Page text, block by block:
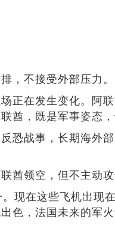
，不接受外部压力。
正在发生变化。阿
酋，既是军事姿态，
恐战事，长期海外
酋领空，但不主动攻
现在这些飞机出现
色，法国未来的军火